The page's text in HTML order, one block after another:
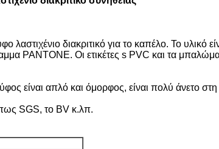
διακριτικό για το καπέλο. Το υλικό
PANTONE. Οι ετικέτες s PVC και τα
είναι απλό και όμορφος, είναι πολύ άνετο
SGS, το BV κ.λπ.